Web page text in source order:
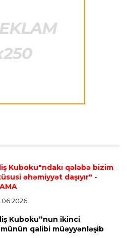
getməkdən
PSJ-yə keçdi
bağlı açıqlama- “Hələ
Kuboku"ndakı qələbə bizim
əhəmiyyət daşıyır" -
Kuboku”nun ikinci
qalibi müəyyənləşib